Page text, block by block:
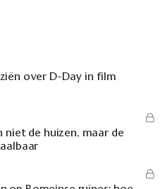
over D-Day in film
niet de huizen, maar de